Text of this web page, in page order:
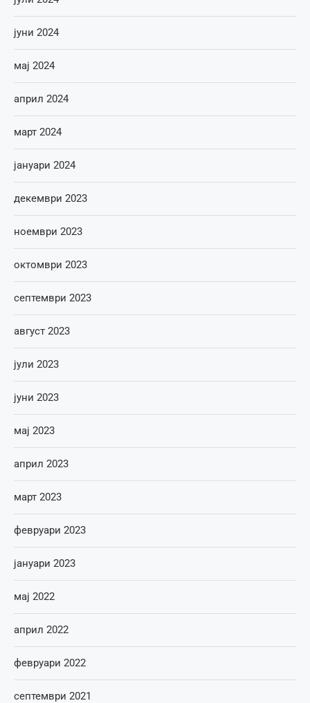
јуни 2024
мај 2024
април 2024
март 2024
јануари 2024
декември 2023
ноември 2023
октомври 2023
септември 2023
август 2023
јули 2023
јуни 2023
мај 2023
април 2023
март 2023
февруари 2023
јануари 2023
мај 2022
април 2022
февруари 2022
септември 2021